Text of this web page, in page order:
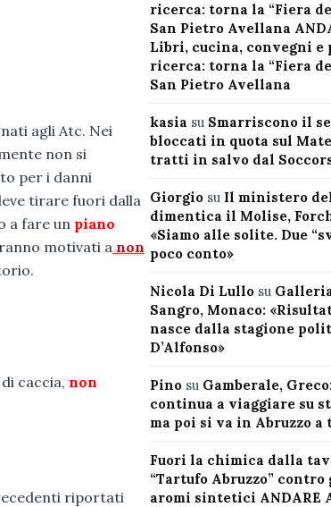
agli Atc. Nei
non si
per i danni
tirare fuori dalla
a fare un piano
motivati anon
caccia, non
riportati
ricerca: torna la “Fiera
San Pietro Avellana
Libri, cucina, convegni e
ricerca: torna la “Fiera
San Pietro Avellana
kasia su Smarriscono il
bloccati in quota sul
tratti in salvo dal
Giorgiosu Il ministero
dimentica il Molise,
«Siamo alle solite. Due
poco conto»
Nicola Di Lullosu
Sangro, Monaco:
nasce dalla stagione
D’Alfonso»
Pinosu Gamberale,
continua a viaggiare su
ma poi si va in Abruzzo
Fuori la chimica dalla
“Tartufo Abruzzo”
aromi sintetici ANDARE